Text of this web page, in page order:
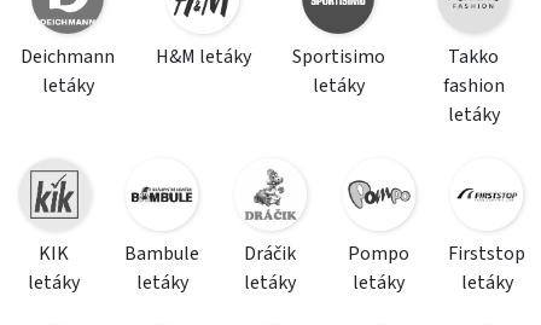
Deichmann
letáky
H&M letáky
Sportisimo
letáky
Takko
fashion
letáky
KIK
letáky
Bambule
letáky
Dráčik
letáky
Pompo
letáky
Firststop
letáky